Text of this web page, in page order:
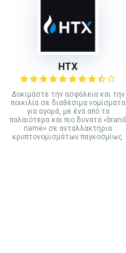
HTX
Δοκιμάστε την ασφάλεια και την
ποικιλία σε διαθέσιμα νομίσματα
για αγορά, με ένα από τα
παλαιότερα και πιο δυνατά «brand
name» σε ανταλλακτήρια
κρυπτονομισμάτων παγκοσμίως.